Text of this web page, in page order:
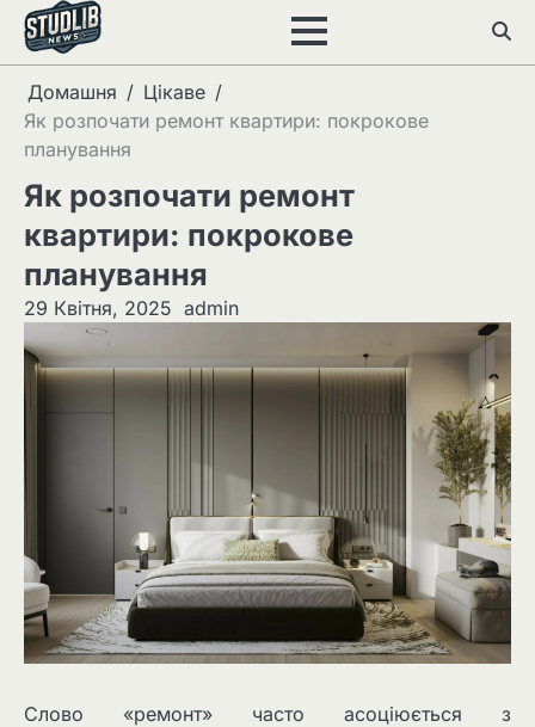
Перейти
вмісту
Домашня
Цікаве
Як розпочати ремонт квартири: покрокове
планування
Як розпочати ремонт
квартири: покрокове
планування
29 Квітня, 2025 admin
Слово «ремонт» часто асоціюється з